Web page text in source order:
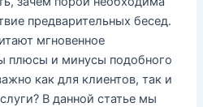
предварительных бесед.
мгновенное
плюсы и минусы подобного
как для клиентов, так и
В данной статье мы